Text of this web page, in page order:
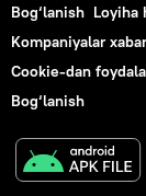
Bog‘lanish Loyiha
Kompaniyalar
Cookie-dan
Bog‘lanish